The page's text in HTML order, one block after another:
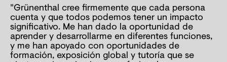
"Grünenthal cree firmemente que cada persona
cuenta y que todos podemos tener un impacto
significativo. Me han dado la oportunidad de
aprender y desarrollarme en diferentes funciones,
y me han apoyado con oportunidades de
formación, exposición global y tutoría que se